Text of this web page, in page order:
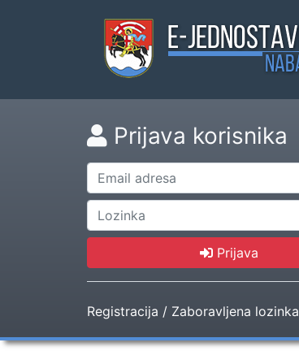
Prijava korisnika
Prijava
Registracija / Zaboravljena lozinka